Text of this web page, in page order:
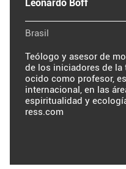
Leonardo Boff
Brasil
Teólogo y asesor de
de los iniciadores de la
ocido como profesor,
internacional, en las
espiritualidad y
ress.com